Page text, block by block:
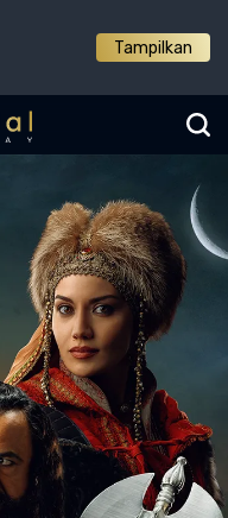
Tampilkan